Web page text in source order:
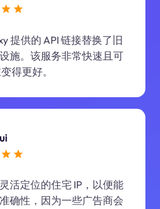
提供的 API 链接替换了旧
施。该服务非常快速且可
得更好。
活定位的住宅 IP，以便能
确性，因为一些广告商会